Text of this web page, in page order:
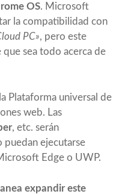
OS. Microsoft
la compatibilidad con
PC», pero este
sea todo acerca de
Plataforma universal de
web. Las
, etc. serán
puedan ejecutarse
Edge o UWP.
expandir este